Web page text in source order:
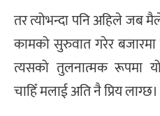
तर त्योभन्दा पनि अहिले जब
कामको सुरुवात गरेर बजारमा
त्यसको तुलनात्मक रूपमा
चाहिँ मलाई अति नै प्रिय लाग्छ।